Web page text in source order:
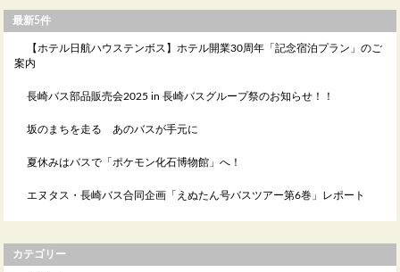
最新5件
【ホテル日航ハウステンボス】ホテル開業30周年「記念宿泊プラン」のご
案内
長崎バス部品販売会2025 in 長崎バスグループ祭のお知らせ！！
坂のまちを走る あのバスが手元に
夏休みはバスで「ポケモン化石博物館」へ！
エヌタス・長崎バス合同企画「えぬたん号バスツアー第6巻」レポート
カテゴリー